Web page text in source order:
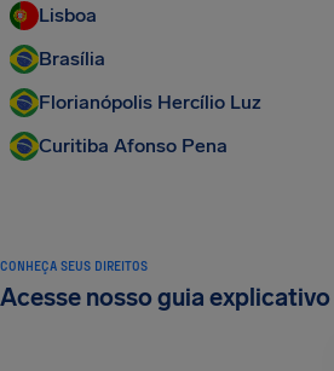
Lisboa
Brasília
Florianópolis Hercílio Luz
Curitiba Afonso Pena
CONHEÇA SEUS DIREITOS
Acesse nosso guia explicativo